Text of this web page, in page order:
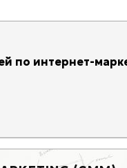
по интернет-